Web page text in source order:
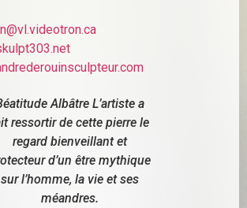
Albâtre L’artiste a
ressortir de cette pierre le
regard bienveillant et
d’un être mythique
sur l’homme, la vie et ses
méandres.